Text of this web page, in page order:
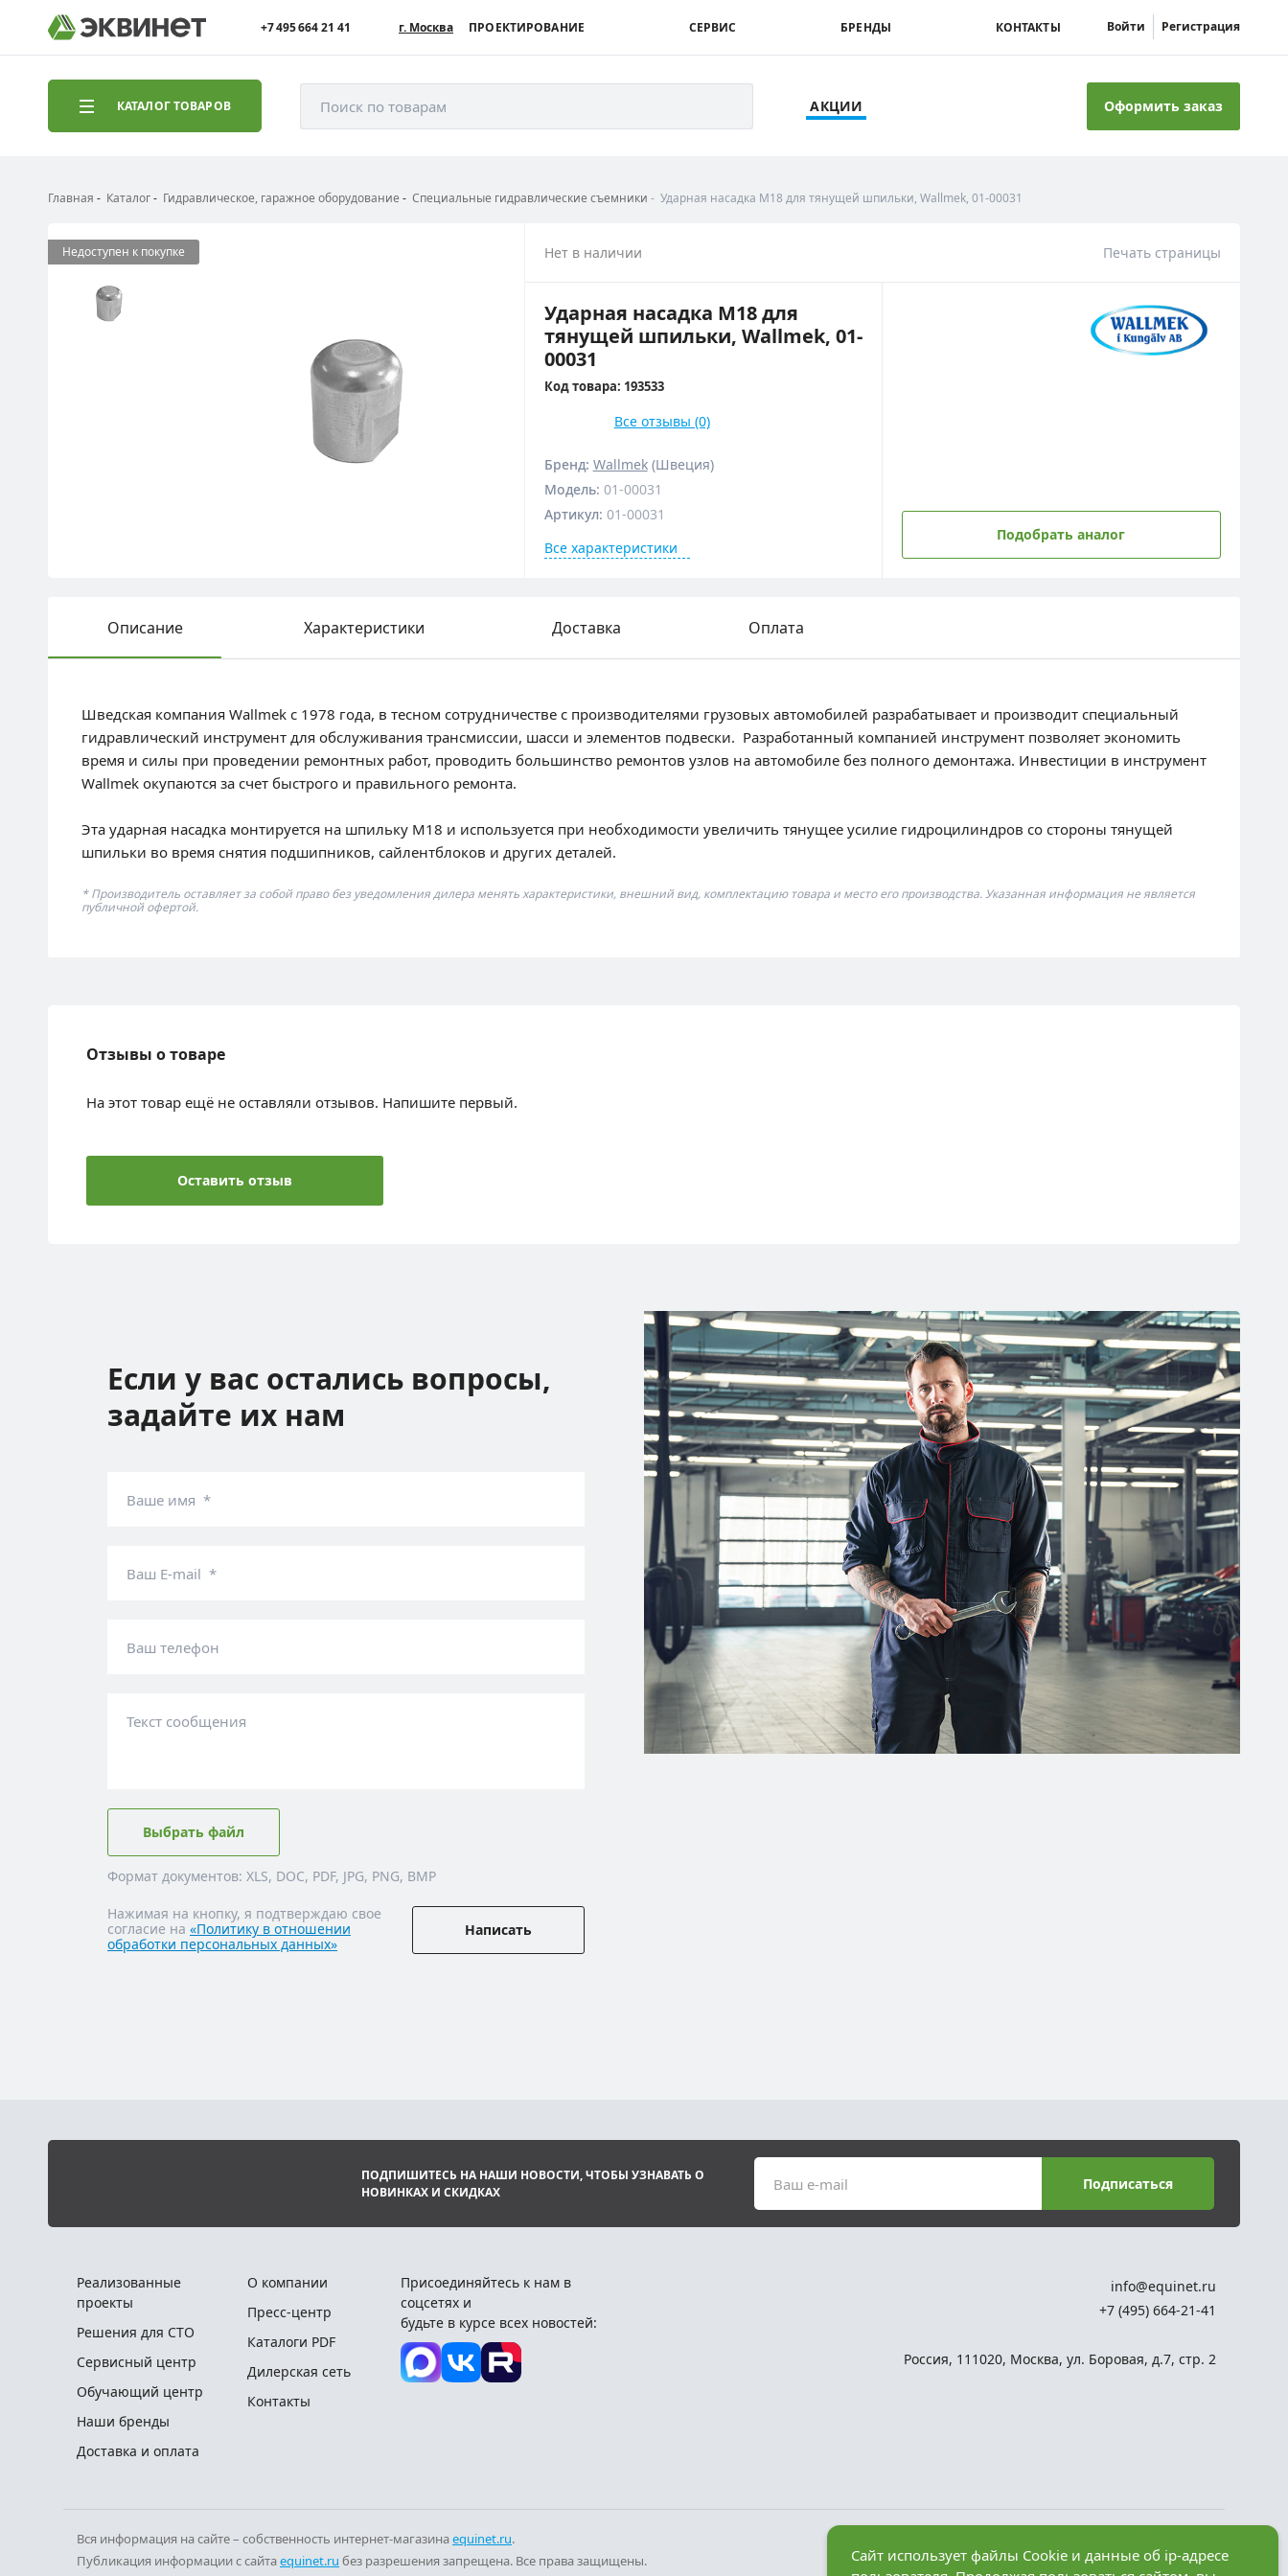
+7 495 664 21 41 г. Москва ПРОЕКТИРОВАНИЕ СЕРВИС БРЕНДЫ КОНТАКТЫ Войти Регистрация
КАТАЛОГ ТОВАРОВ Поиск по товарам АКЦИИ Оформить заказ
Главная Каталог Гидравлическое, гаражное оборудование Специальные гидравлические съемники Ударная насадка М18 для тянущей шпильки, Wallmek, 01-00031
Недоступен к покупке Нет в наличии Печать страницы
Ударная насадка М18 для
тянущей шпильки, Wallmek, 01-
00031
Код товара: 193533
Все отзывы (0)
Бренд: Wallmek(Швеция)
Модель: 01-00031
Артикул: 01-00031
Все характеристики
Подобрать аналог
Описание Характеристики Доставка Оплата
Шведская компания Wallmek с 1978 года, в тесном сотрудничестве с производителями грузовых автомобилей разрабатывает и производит специальный
гидравлический инструмент для обслуживания трансмиссии, шасси и элементов подвески. Разработанный компанией инструмент позволяет экономить
время и силы при проведении ремонтных работ, проводить большинство ремонтов узлов на автомобиле без полного демонтажа. Инвестиции в инструмент
Wallmek окупаются за счет быстрого и правильного ремонта.
Эта ударная насадка монтируется на шпильку М18 и используется при необходимости увеличить тянущее усилие гидроцилиндров со стороны тянущей
шпильки во время снятия подшипников, сайлентблоков и других деталей.
* Производитель оставляет за собой право без уведомления дилера менять характеристики, внешний вид, комплектацию товара и место его производства. Указанная информация не является
публичной офертой.
Отзывы о товаре
На этот товар ещё не оставляли отзывов. Напишите первый.
Оставить отзыв
Если у вас остались вопросы,
задайте их нам
Ваше имя *
Ваш E-mail *
Ваш телефон
Текст сообщения
Выбрать файл
Формат документов: XLS, DOC, PDF, JPG, PNG, BMP
Нажимая на кнопку, я подтверждаю свое
согласие на «Политику в отношении
обработки персональных данных»
Написать
ПОДПИШИТЕСЬ НА НАШИ НОВОСТИ, ЧТОБЫ УЗНАВАТЬ О
НОВИНКАХ И СКИДКАХ
Ваш e-mail Подписаться
Реализованные
проекты
Решения для СТО
Сервисный центр
Обучающий центр
Наши бренды
Доставка и оплата
О компании
Пресс-центр
Каталоги PDF
Дилерская сеть
Контакты
Присоединяйтесь к нам в
соцсетях и
будьте в курсе всех новостей:
info@equinet.ru
+7 (495) 664-21-41
Россия, 111020, Москва, ул. Боровая, д.7, стр. 2
Вся информация на сайте – собственность интернет-магазинаequinet.ru.
Публикация информации с сайтаequinet.ru без разрешения запрещена. Все права защищены.
компания «Факт»
Сайт использует файлы Cookie и данные об ip-адресе